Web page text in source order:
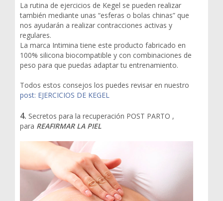
La rutina de ejercicios de Kegel se pueden realizar
también mediante unas “esferas o bolas chinas” que
nos ayudarán a realizar contracciones activas y
regulares.
La marca Intimina tiene este producto fabricado en
100% silicona biocompatible y con combinaciones de
peso para que puedas adaptar tu entrenamiento.
Todos estos consejos los puedes revisar en nuestro
post: EJERCICIOS DE KEGEL
4. Secretos para la recuperación POST PARTO ,
para REAFIRMAR LA PIEL